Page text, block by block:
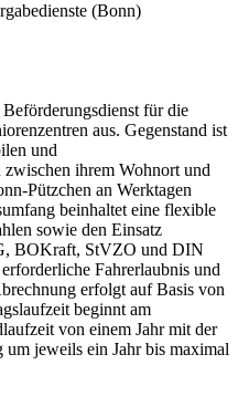
(Bonn)
für die
aus. Gegenstand ist
und
zwischen ihrem Wohnort und
Pützchen an Werktagen
beinhaltet eine flexible
sowie den Einsatz
BOKraft, StVZO und DIN
Fahrerlaubnis und
erfolgt auf Basis von
beginnt am
von einem Jahr mit der
jeweils ein Jahr bis maximal